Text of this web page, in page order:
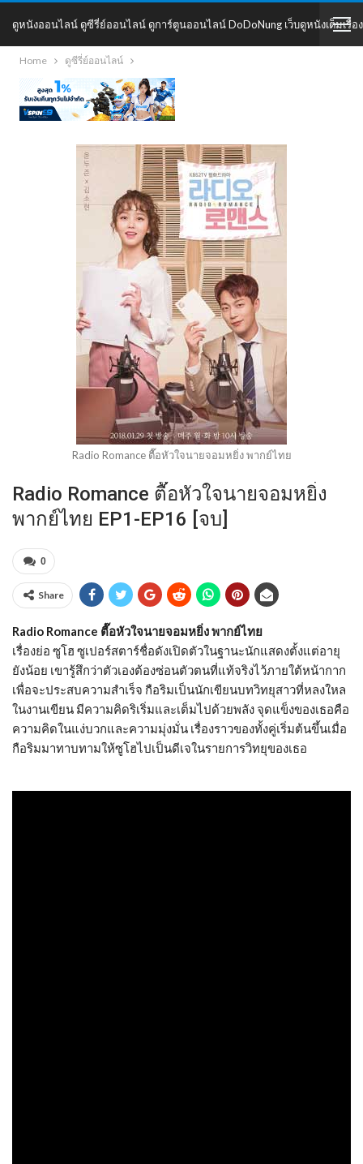
ดูหนังออนไลน์ ดูซีรี่ย์ออนไลน์ ดูการ์ตูนออนไลน์ DoDoNung เว็บดูหนังเต็มเรื่อง
DoDoNung
Home ดูซีรี่ย์ออนไลน์
Radio Romance ตื๊อหัวใจนายจอมหยิ่ง พากย์ไทย
Radio Romance ตื๊อหัวใจนายจอมหยิ่ง
พากย์ไทย EP1-EP16 [จบ]
0
Share
Radio Romance ตื๊อหัวใจนายจอมหยิ่ง พากย์ไทย
เรื่องย่อ ซูโฮ ซูเปอร์สตาร์ชื่อดังเปิดตัวในฐานะนักแสดงตั้งแต่อายุ
ยังน้อย เขารู้สึกว่าตัวเองต้องซ่อนตัวตนที่แท้จริงไว้ภายใต้หน้ากาก
เพื่อจะประสบความสำเร็จ กือริมเป็นนักเขียนบทวิทยุสาวที่หลงใหล
ในงานเขียน มีความคิดริเริ่มและเต็มไปด้วยพลัง จุดแข็งของเธอคือ
ความคิดในแง่บวกและความมุ่งมั่น เรื่องราวของทั้งคู่เริ่มต้นขึ้นเมื่อ
กือริมมาทาบทามให้ซูโฮไปเป็นดีเจในรายการวิทยุของเธอ